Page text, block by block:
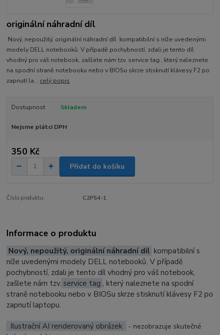
originální náhradní díl
Nový, nepoužitý, originální náhradní díl kompatibilní s níže uvedenými
modely DELL notebooků. V případě pochybností, zdali je tento díl
vhodný pro váš notebook, zašlete nám tzv. service tag , který naleznete
na spodní straně notebooku nebo v BIOSu skrze stisknutí klávesy F2 po
zapnutí la... celý popis
Dostupnost Skladem
Nejsme plátci DPH
350 Kč
Přidat do košíku
Číslo produktu: C2P54-1
Informace o produktu
Nový, nepoužitý, originální náhradní díl kompatibilní s
níže uvedenými modely DELL notebooků. V případě
pochybností, zdali je tento díl vhodný pro váš notebook,
zašlete nám tzv. service tag , který naleznete na spodní
straně notebooku nebo v BIOSu skrze stisknutí klávesy F2 po
zapnutí laptopu.
Ilustrační AI renderovaný obrázek
- nezobrazuje skutečné